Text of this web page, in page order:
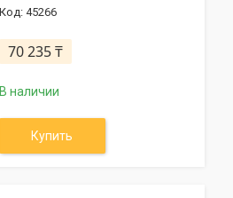
45266
70 235 ₸
В наличии
Купить